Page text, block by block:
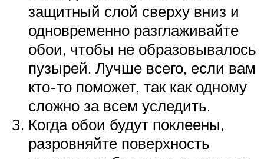
защитный слой сверху вниз и
одновременно разглаживайте
обои, чтобы не образовывалось
пузырей. Лучше всего, если вам
кто-то поможет, так как одному
сложно за всем уследить.
Когда обои будут поклеены,
разровняйте поверхность